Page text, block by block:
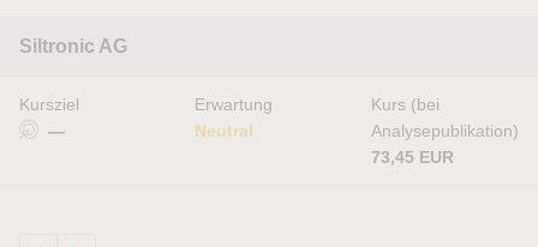
Siltronic AG
Kursziel
—
Erwartung
Neutral
Kurs (bei
Analysepublikation)
73,45 EUR